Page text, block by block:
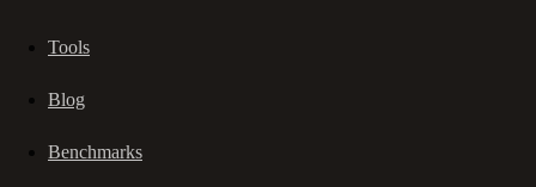
Tools
Blog
Benchmarks